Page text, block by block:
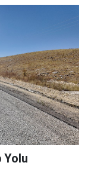
Yolu